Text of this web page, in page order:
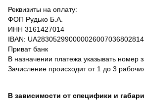
Реквизиты на оплату:
ФОП Рудько Б.А.
ИНН 3161427014
IBAN: UA283052990000026007036802814
Приват банк
В назначении платежа указывать номер
Зачисление происходит от 1 до 3
В зависимости от специфики и